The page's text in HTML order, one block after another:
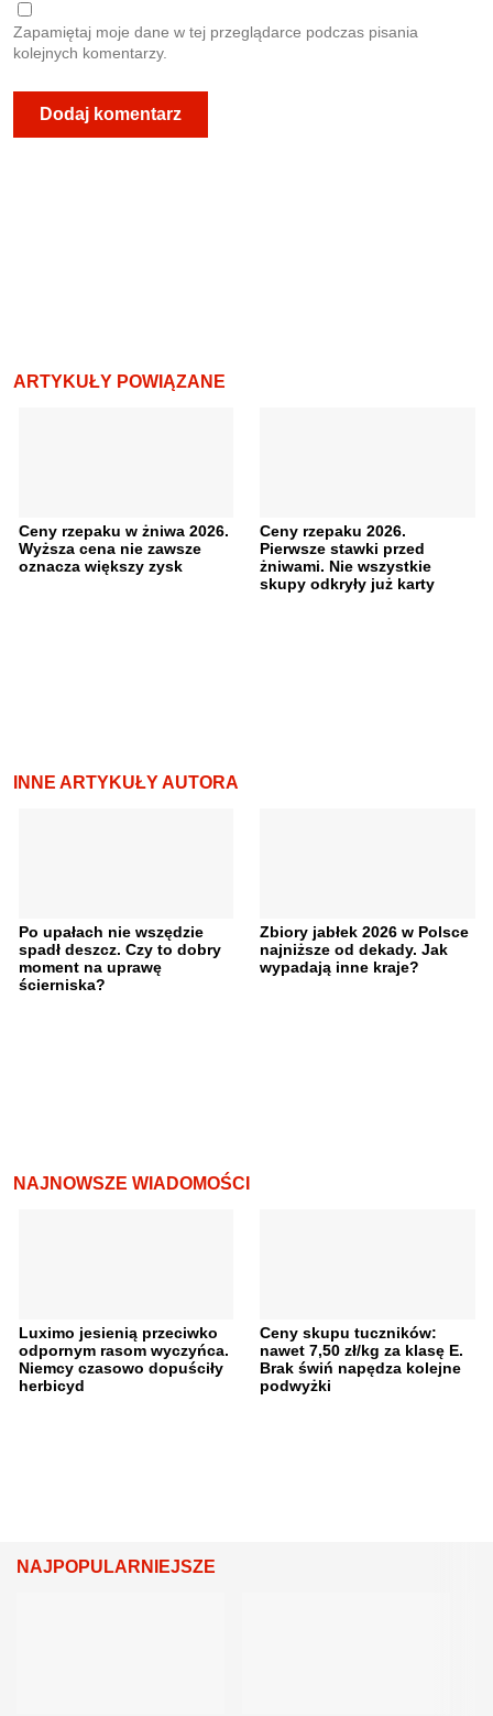
Zapamiętaj moje dane w tej przeglądarce podczas pisania
kolejnych komentarzy.
ARTYKUŁY POWIĄZANE
Ceny rzepaku w żniwa 2026.
Wyższa cena nie zawsze
oznacza większy zysk
Ceny rzepaku 2026.
Pierwsze stawki przed
żniwami. Nie wszystkie
skupy odkryły już karty
INNE ARTYKUŁY AUTORA
Po upałach nie wszędzie
spadł deszcz. Czy to dobry
moment na uprawę
ścierniska?
Zbiory jabłek 2026 w Polsce
najniższe od dekady. Jak
wypadają inne kraje?
NAJNOWSZE WIADOMOŚCI
Luximo jesienią przeciwko
odpornym rasom wyczyńca.
Niemcy czasowo dopuściły
herbicyd
Ceny skupu tuczników:
nawet 7,50 zł/kg za klasę E.
Brak świń napędza kolejne
podwyżki
NAJPOPULARNIEJSZE